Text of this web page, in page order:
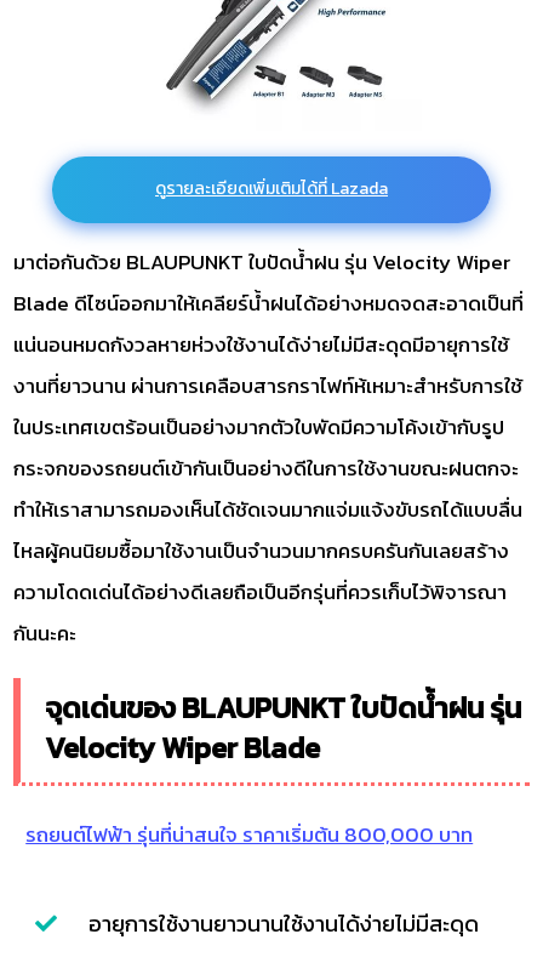
ดูรายละเอียดเพิ่มเติมได้ที่ Lazada
มาต่อกันด้วย BLAUPUNKT ใบปัดน้ำฝน รุ่น Velocity Wiper
Blade ดีไซน์ออกมาให้เคลียร์น้ำฝนได้อย่างหมดจดสะอาดเป็นที่
แน่นอนหมดกังวลหายห่วงใช้งานได้ง่ายไม่มีสะดุดมีอายุการใช้
งานที่ยาวนาน ผ่านการเคลือบสารกราไฟท์ห้เหมาะสำหรับการใช้
ในประเทศเขตร้อนเป็นอย่างมากตัวใบพัดมีความโค้งเข้ากับรูป
กระจกของรถยนต์เข้ากันเป็นอย่างดีในการใช้งานขณะฝนตกจะ
ทำให้เราสามารถมองเห็นได้ชัดเจนมากแจ่มแจ้งขับรถได้แบบลื่น
ไหลผู้คนนิยมซื้อมาใช้งานเป็นจำนวนมากครบครันกันเลยสร้าง
ความโดดเด่นได้อย่างดีเลยถือเป็นอีกรุ่นที่ควรเก็บไว้พิจารณา
กันนะคะ
จุดเด่นของ BLAUPUNKT ใบปัดน้ำฝน รุ่น
Velocity Wiper Blade
รถยนต์ไฟฟ้า รุ่นที่น่าสนใจ ราคาเริ่มต้น 800,000 บาท
อายุการใช้งานยาวนานใช้งานได้ง่ายไม่มีสะดุด